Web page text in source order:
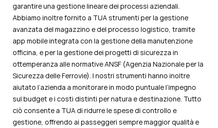
garantire una gestione lineare dei processi aziendali.
Abbiamo inoltre fornito a TUA strumenti per la gestione
avanzata del magazzino e del processo logistico, tramite
app mobile integrata con la gestione della manutenzione
officina, e per la gestione dei progetti di sicurezza in
ottemperanza alle normative ANSF (Agenzia Nazionale per la
Sicurezza delle Ferrovie). I nostri strumenti hanno inoltre
aiutato l’azienda a monitorare in modo puntuale l’impegno
sul budget e i costi distinti per natura e destinazione. Tutto
ciò consente a TUA di ridurre le spese di controllo e
gestione, offrendo ai passeggeri sempre maggior qualità e